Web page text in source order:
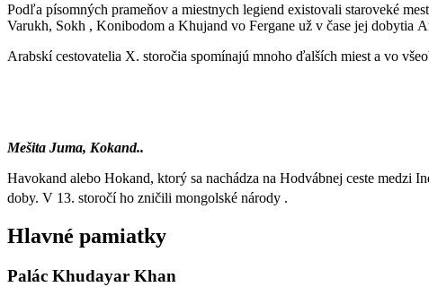
Podľa písomných prameňov a miestnych legiend existovali staroveké
Varukh, Sokh , Konibodom a Khujand vo Fergane už v čase jej dobytia
Arabskí cestovatelia X. storočia spomínajú mnoho ďalších miest a vo
Mešita Juma, Kokand..
Havokand alebo Hokand, ktorý sa nachádza na Hodvábnej ceste medzi
doby. V 13. storočí ho zničili mongolské národy .
Hlavné pamiatky
Palác Khudayar Khan